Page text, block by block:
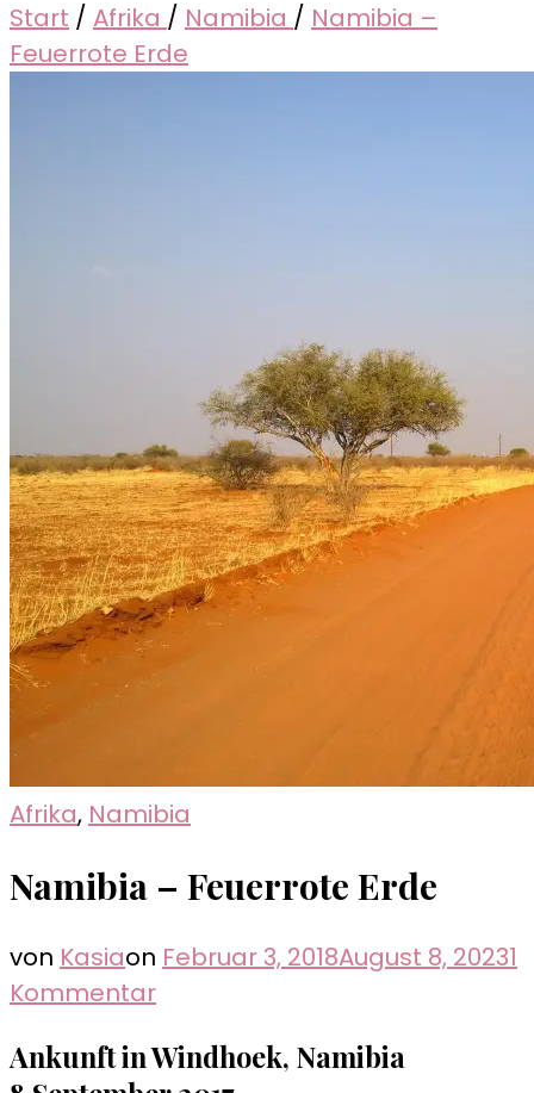
Start / Afrika / Namibia / Namibia –
Feuerrote Erde
Afrika, Namibia
Namibia – Feuerrote Erde
von Kasiaon Februar 3, 2018August 8, 20231
Kommentarzu
–
Ankunft in Windhoek, Namibia